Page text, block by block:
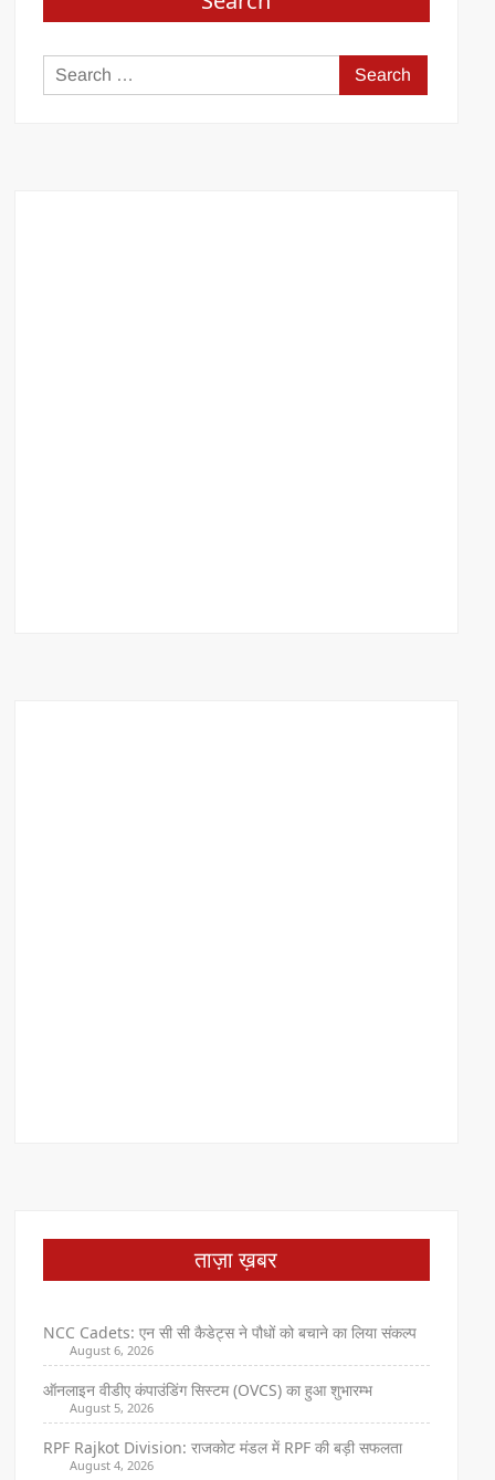
Search
for:
ताज़ा ख़बर
NCC Cadets: एन सी सी कैडेट्स ने पौधों को बचाने का लिया संकल्प
August 6, 2026
ऑनलाइन वीडीए कंपाउंडिंग सिस्टम (OVCS) का हुआ शुभारम्भ
August 5, 2026
RPF Rajkot Division: राजकोट मंडल में RPF की बड़ी सफलता
August 4, 2026